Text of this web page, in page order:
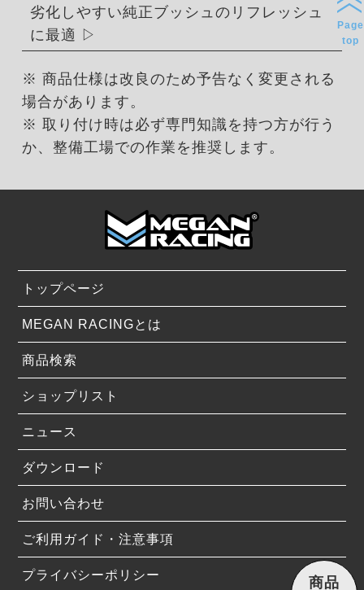
劣化しやすい純正ブッシュのリフレッシュ
に最適
※ 商品仕様は改良のため予告なく変更される
場合があります。
※ 取り付け時は必ず専門知識を持つ方が行う
か、整備工場での作業を推奨します。
トップページ
MEGAN RACINGとは
商品検索
ショップリスト
ニュース
ダウンロード
お問い合わせ
ご利用ガイド・注意事項
プライバシーポリシー
Page
top
商品